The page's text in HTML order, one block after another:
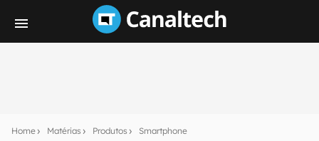
Home Matérias Produtos Smartphone
notícias e reviews sobre tecnologia em primeira